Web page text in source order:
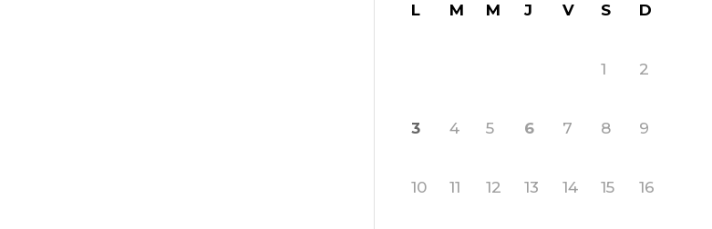
L M M J V S D
1 2
3 4 5 6 7 8 9
10 11 12 13 14 15 16